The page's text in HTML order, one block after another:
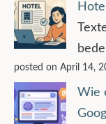
posted on April 14,
Wie